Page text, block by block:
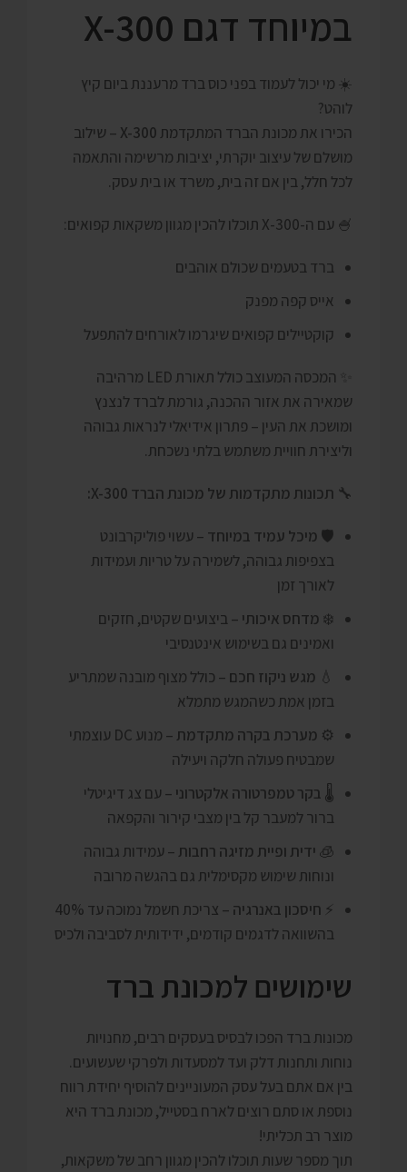
במיוחד דגם X-300
☀️ מי יכול לעמוד בפני כוס ברד מרעננת ביום קיץ
לוהט?
הכירו את מכונת הברד המתקדמת X-300 – שילוב
מושלם של עיצוב יוקרתי, יציבות מרשימה והתאמה
לכל חלל, בין אם זה בית, משרד או בית עסק.
🍧 עם ה-X-300 תוכלו להכין מגוון משקאות קפואים:
ברד בטעמים שכולם אוהבים
אייס קפה מפנק
קוקטיילים קפואים שיגרמו לאורחים להתפעל
✨ המכסה המעוצב כולל תאורת LED מרהיבה
שמאירה את אזור ההכנה, גורמת לברד לנצנץ
ומושכת את העין – פתרון אידיאלי לנראות גבוהה
וליצירת חוויית משתמש בלתי נשכחת.
🔧 תכונות מתקדמות של מכונת הברד X-300:
🛡️ מיכל עמיד במיוחד – עשוי פוליקרבונט
בצפיפות גבוהה, לשמירה על טריות ועמידות
לאורך זמן
❄️ מדחס איכותי – ביצועים שקטים, חזקים
ואמינים גם בשימוש אינטנסיבי
💧 מגש ניקוז חכם – כולל מצוף מובנה שמתריע
בזמן אמת כשהמגש מתמלא
⚙️ מערכת בקרה מתקדמת
– מנוע DC עוצמתי
שמבטיח פעולה חלקה ויעילה
🌡️ בקר טמפרטורה אלקטרוני – עם צג דיגיטלי
ברור למעבר קל בין מצבי קירור והקפאה
🧊 ידית ופיית מזיגה רחבות – עמידות גבוהה
ונוחות שימוש מקסימלית גם בהגשה מרובה
⚡ חיסכון באנרגיה
– צריכת חשמל נמוכה עד 40%
בהשוואה לדגמים קודמים, ידידותית לסביבה ולכיס
שימושים למכונת ברד
מכונות ברד הפכו לבסיס בעסקים רבים, מחנויות
נוחות ותחנות דלק ועד למסעדות ולפרקי שעשועים.
בין אם אתם בעל עסק המעוניינים להוסיף יחידת רווח
נוספת או סתם רוצים לארח בסטייל, מכונת ברד היא
מוצר רב תכליתי!
תוך מספר שעות תוכלו להכין מגוון רחב של משקאות,